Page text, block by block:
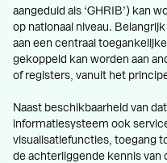
aangeduid als ‘GHRIB’) kan
op nationaal niveau.
aan een centraal
gekoppeld kan worden aan
of registers, vanuit het principe
Naast beschikbaarheid van
informatiesysteem ook
visualisatiefuncties, toegang
de achterliggende kennis van